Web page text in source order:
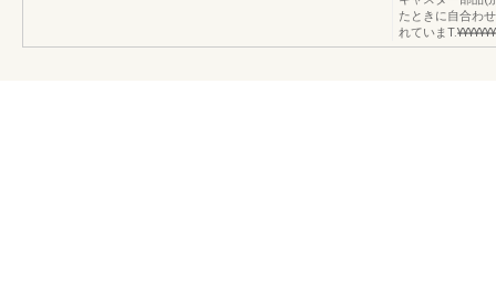
たときに自合わ
れていま